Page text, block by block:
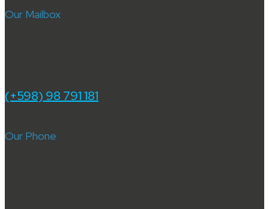
Our Mailbox
(+598) 98 791 181
Our Phone